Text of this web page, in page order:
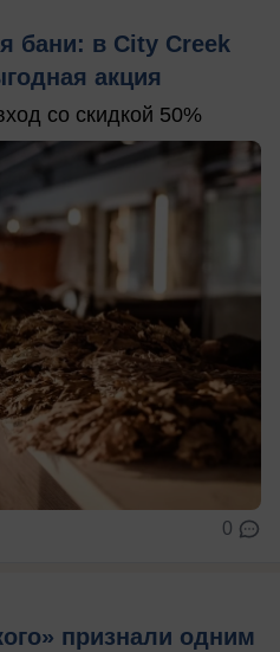
бани: в City Creek
акция
со скидкой 50%
0
признали одним